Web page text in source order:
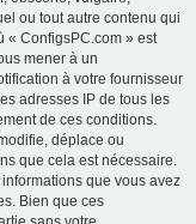
ou tout autre contenu qui
« ConfigsPC.com » est
mener à un
à votre fournisseur
adresses IP de tous les
de ces conditions.
déplace ou
que cela est nécessaire.
que vous avez
Bien que ces